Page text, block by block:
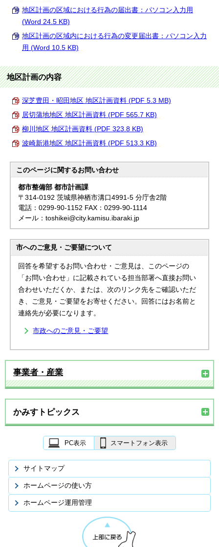
地区計画の区域における行為の届出書：パソコン入力用
(Word 24.5 KB)
地区計画の区域内における行為の変更届出書：パソコン入力
用 (Word 10.5 KB)
地区計画の内容
深芝豊田・昭田地区 地区計画資料 (PDF 5.3 MB)
居切蒲地地区 地区計画資料 (PDF 565.7 KB)
柳川地区 地区計画資料 (PDF 323.8 KB)
波崎新港地区 地区計画資料 (PDF 513.3 KB)
このページに関するお問い合わせ
都市整備部 都市計画課
〒314-0192 茨城県神栖市溝口4991-5 分庁舎2階
電話：0299-90-1152 FAX：0299-90-1114
メール：toshikei@city.kamisu.ibaraki.jp
市へのご意見・ご要望について
回答を希望するお問い合わせ・ご意見は、このページの
「お問い合わせ」に記載されている担当部署へ直接お問い
合わせいただくか、または、次のリンク先をご確認いただ
き、ご意見・ご要望をお寄せください。回答にはお名前と
連絡先が必要になります。
市政へのご意見・ご要望
事業者・産業
かみすトピックス
PC表示 スマートフォン表示
サイトマップ
ホームページの使い方
ホームページ運用管理